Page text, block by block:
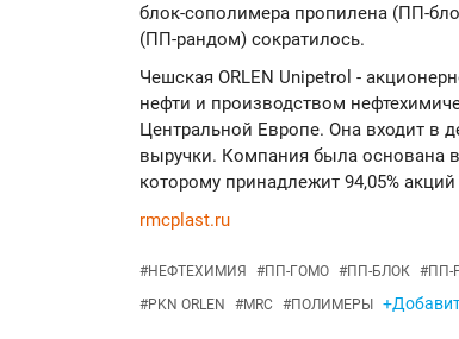
блок-сополимера пропилена (ПП-
(ПП-рандом) сократилось.
Чешская ORLEN Unipetrol -
нефти и производством
Центральной Европе. Она входит в
выручки. Компания была основана в
которому принадлежит 94,05%
rmcplast.ru
#НЕФТЕХИМИЯ #ПП-ГОМО #ПП-БЛОК #ПП-
#PKN ORLEN #MRC #ПОЛИМЕРЫ